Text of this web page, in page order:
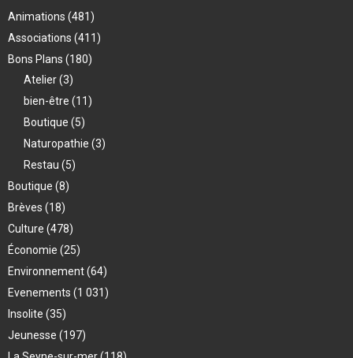
Animations (481)
Associations (411)
Bons Plans (180)
Atelier(3)
bien-être (11)
Boutique (5)
Naturopathie (3)
Restau (5)
Boutique (8)
Brèves (18)
Culture (478)
Économie (25)
Environnement(64)
Evenements (1 031)
Insolite (35)
Jeunesse (197)